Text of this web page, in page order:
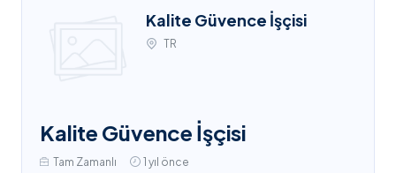
Kalite Güvence İşçisi
TR
Kalite Güvence İşçisi
Tam Zamanlı 1 yıl önce